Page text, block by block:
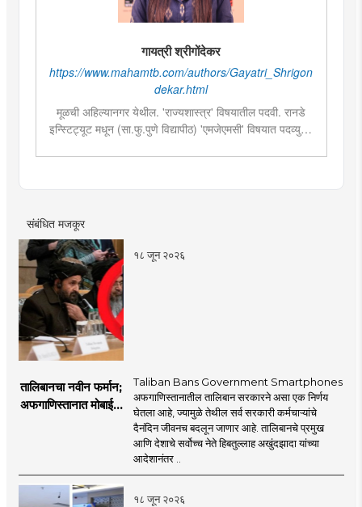
गायत्री श्रीगोंदेकर
https://www.mahamtb.com/authors/Gayatri_Shrigon
dekar.html
मूळची अहिल्यानगर येथील. 'राज्यशास्त्र' विषयातील पदवी. रानडे
इन्स्टिट्यूट मधून (सा.फु.पुणे विद्यापीठ) 'एमजेएमसी' विषयात पदव्युत्तर
पदावर रुजू. सद्यस्थितीत 'इन्फ्रास्ट्रक्चर आणि डेव्हलपमेंट' विशेष
संबंधित मजकूर
१८ जून २०२६
तालिबानचा नवीन फर्मान;
अफगाणिस्तानात मोबाईल
Taliban Bans Government Smartphones
अफगाणिस्तानातील तालिबान सरकारने असा एक निर्णय
घेतला आहे, ज्यामुळे तेथील सर्व सरकारी कर्मचाऱ्यांचे
दैनंदिन जीवनच बदलून जाणार आहे. तालिबानचे प्रमुख
आणि देशाचे सर्वोच्च नेते हिबतुल्लाह अखुंदझादा यांच्या
आदेशानंतर ..
१८ जून २०२६